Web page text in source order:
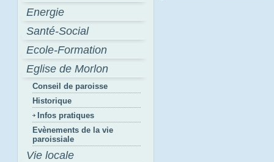
Energie
Santé-Social
Ecole-Formation
Eglise de Morlon
Conseil de paroisse
Historique
Infos pratiques
Evènements de la vie
paroissiale
Vie locale